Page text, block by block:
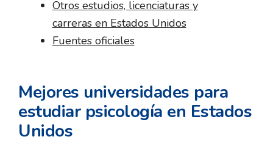
Otros estudios, licenciaturas y
carreras en Estados Unidos
Fuentes oficiales
Mejores universidades para
estudiar psicología en Estados
Unidos